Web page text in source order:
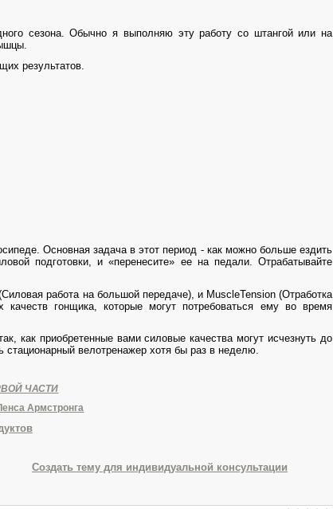
сезона. Обычно я выполняю эту работу со штангой или на
результатов.
Основная задача в этот период - как можно больше ездить
подготовки, и «перенесите» ее на педали. Отрабатывайте
работа на большой передаче), и MuscleTension(Отработка
гонщика, которые могут потребоваться ему во время
как приобретенные вами силовые качества могут исчезнуть до
стационарный велотренажер хотя бы раз в неделю.
ЧАСТИ
Армстронга
Создать тему для индивидуальной консультации